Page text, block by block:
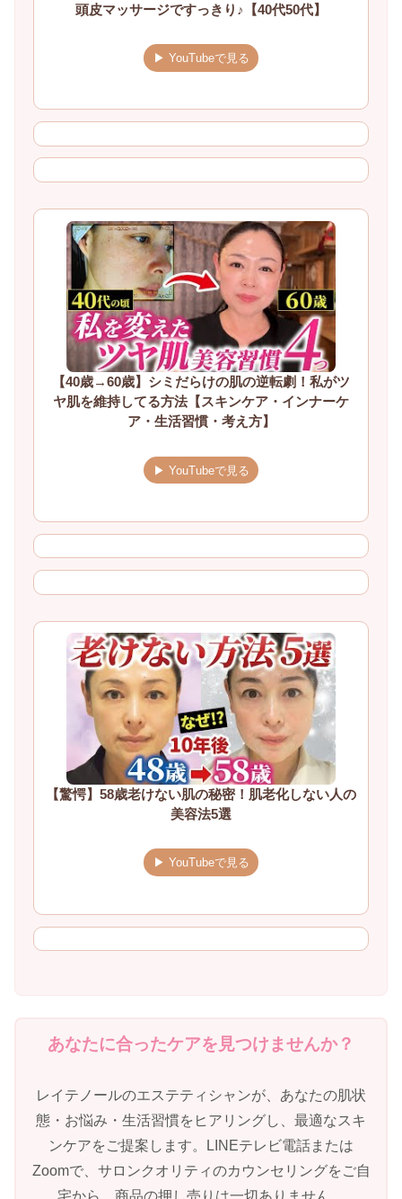
頭皮マッサージですっきり♪【40代50代】
▶ YouTubeで見る
【40歳→60歳】シミだらけの肌の逆転劇！私がツ
ヤ肌を維持してる方法【スキンケア・インナーケ
ア・生活習慣・考え方】
▶ YouTubeで見る
【驚愕】58歳老けない肌の秘密！肌老化しない人の
美容法5選
▶ YouTubeで見る
あなたに合ったケアを見つけませんか？
レイテノールのエステティシャンが、あなたの肌状
態・お悩み・生活習慣をヒアリングし、最適なスキ
ンケアをご提案します。LINEテレビ電話または
Zoomで、サロンクオリティのカウンセリングをご自
宅から。商品の押し売りは一切ありません。